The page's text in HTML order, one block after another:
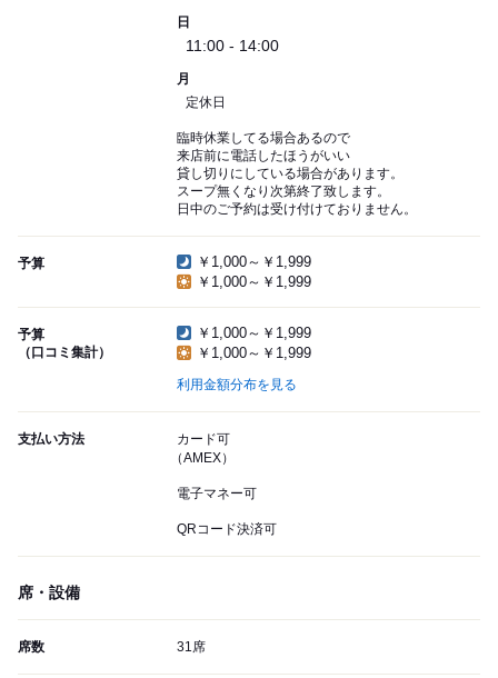
日
11:00 - 14:00
月
定休日
臨時休業してる場合あるので
来店前に電話したほうがいい
貸し切りにしている場合があります。
スープ無くなり次第終了致します。
日中のご予約は受け付けておりません。
予算
￥1,000～￥1,999
￥1,000～￥1,999
予算
（口コミ集計）
￥1,000～￥1,999
￥1,000～￥1,999
利用金額分布を見る
支払い方法
カード可
（AMEX）
電子マネー可
QRコード決済可
席・設備
席数 31席